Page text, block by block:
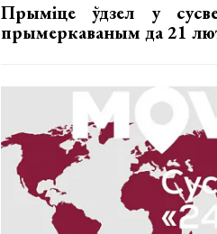
Прыміце ўдзел у
прымеркаваным да 21